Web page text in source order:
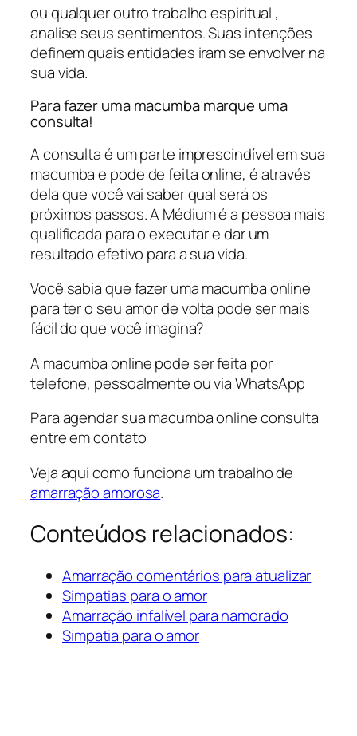
ou qualquer outro trabalho espiritual ,
analise seus sentimentos. Suas intenções
definem quais entidades iram se envolver na
sua vida.
Para fazer uma macumba marque uma
consulta!
A consulta é um parte imprescindível em sua
macumba e pode de feita online, é através
dela que você vai saber qual será os
próximos passos. A Médium é a pessoa mais
qualificada para o executar e dar um
resultado efetivo para a sua vida.
Você sabia que fazer uma macumba online
para ter o seu amor de volta pode ser mais
fácil do que você imagina?
A macumba online pode ser feita por
telefone, pessoalmente ou via WhatsApp
Para agendar sua macumba online consulta
entre em contato
Veja aqui como funciona um trabalho de
amarração amorosa.
Conteúdos relacionados:
Amarração comentários para atualizar
Simpatias para o amor
Amarração infalível para namorado
Simpatia para o amor